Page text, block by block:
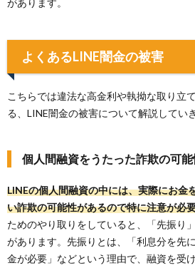
よくあるLINE闇金の被害
こちらでは違法な高金利や執拗な取り立
る、LINE闇金の被害について解説してい
個人間融資をうたった詐欺の可
LINEの個人間融資の中には、実際にお金
い詐欺の可能性があるので特に注意が必
ためのやり取りをしていると、「先振り
があります。先振りとは、「利息分を先
金が必要」などという理由で、融資を受